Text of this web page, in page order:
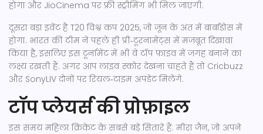
होगा और JioCinema पर फ्री स्ट्रीमिंग भी मिल जाएगी.
दूसरा बड़ा इवेंट है T20 विश्व कप 2025, जो जून के अंत में बार्बाडोस में
होगा. भारत की टीम ने पहले ही प्री‑टूरनामेंट्स में मजबूत दिखावा
किया है, इसलिए इस टूर्नामेंट में भी वे टॉप फ़ाइव में जगह बनाने का
लक्ष्य रखती हैं. अगर आप लाइव स्कोर देखना चाहते हैं तो Cricbuzz
और SonyLIV दोनों पर रियल‑टाइम अपडेट मिलेंगे.
टॉप प्लेयर्स की प्रोफ़ाइल
इस समय महिला क्रिकेट के सबसे बड़े सितारे हैं: मीरा जैन, जो अपने